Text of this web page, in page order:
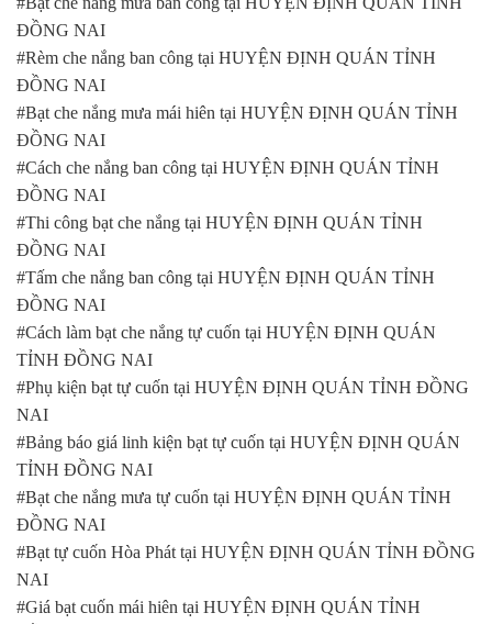
ĐỒNG NAI
#Rèm che nắng ban công tại HUYỆN ĐỊNH QUÁN TỈNH
ĐỒNG NAI
#Bạt che nắng mưa mái hiên tại HUYỆN ĐỊNH QUÁN TỈNH
ĐỒNG NAI
#Cách che nắng ban công tại HUYỆN ĐỊNH QUÁN TỈNH
ĐỒNG NAI
#Thi công bạt che nắng tại HUYỆN ĐỊNH QUÁN TỈNH
ĐỒNG NAI
#Tấm che nắng ban công tại HUYỆN ĐỊNH QUÁN TỈNH
ĐỒNG NAI
#Cách làm bạt che nắng tự cuốn tại HUYỆN ĐỊNH QUÁN
TỈNH ĐỒNG NAI
#Phụ kiện bạt tự cuốn tại HUYỆN ĐỊNH QUÁN TỈNH ĐỒNG
NAI
#Bảng báo giá linh kiện bạt tự cuốn tại HUYỆN ĐỊNH QUÁN
TỈNH ĐỒNG NAI
#Bạt che nắng mưa tự cuốn tại HUYỆN ĐỊNH QUÁN TỈNH
ĐỒNG NAI
#Bạt tự cuốn Hòa Phát tại HUYỆN ĐỊNH QUÁN TỈNH ĐỒNG
NAI
#Giá bạt cuốn mái hiên tại HUYỆN ĐỊNH QUÁN TỈNH